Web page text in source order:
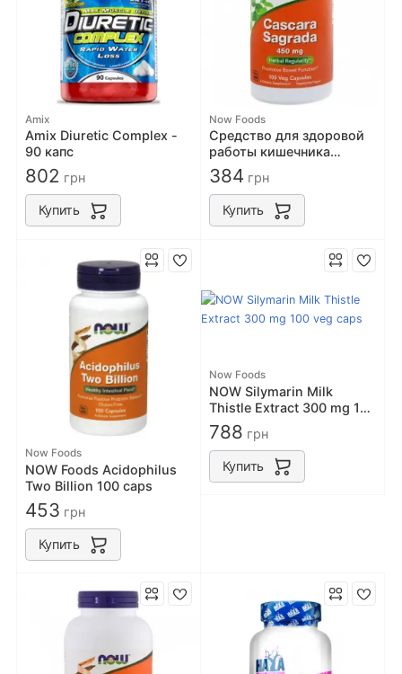
Amix
Amix Diuretic Complex -
90 капс
802 грн
Купить
Now Foods
Cредство для здоровой
работы кишечника
Каскара Саграда NOW
Foods Cascara Sagrada
450mg 100caps
384 грн
Купить
Now Foods
NOW Foods Acidophilus
Two Billion 100 caps
453 грн
Купить
Now Foods
NOW Silymarin Milk
Thistle Extract 300 mg 100
veg caps
788 грн
Купить